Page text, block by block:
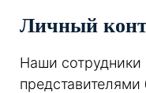
Личный
Наши сотрудники